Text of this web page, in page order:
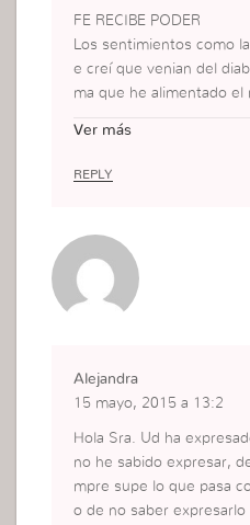
FE RECIBE PODER
Los sentimientos como
e creí que venian del
ma que he alimentado
mente un basta, porque
e estar alimentando
no de mi propio interior.
Ver más
REPLY
Alejandra
15 mayo, 2015 a 13:2
Hola Sra. Ud ha
no he sabido expresar,
mpre supe lo que pasa
o de no saber